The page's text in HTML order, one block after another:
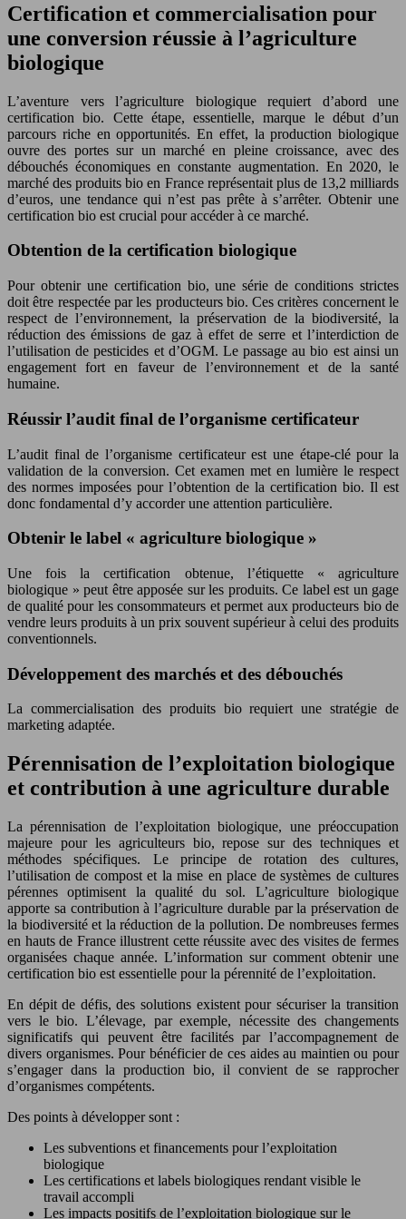
Certification et commercialisation pour
une conversion réussie à l’agriculture
biologique
L’aventure vers l’agriculture biologique requiert d’abord une
certification bio. Cette étape, essentielle, marque le début d’un
parcours riche en opportunités. En effet, la production biologique
ouvre des portes sur un marché en pleine croissance, avec des
débouchés économiques en constante augmentation. En 2020, le
marché des produits bio en France représentait plus de 13,2 milliards
d’euros, une tendance qui n’est pas prête à s’arrêter. Obtenir une
certification bio est crucial pour accéder à ce marché.
Obtention de la certification biologique
Pour obtenir une certification bio, une série de conditions strictes
doit être respectée par les producteurs bio. Ces critères concernent le
respect de l’environnement, la préservation de la biodiversité, la
réduction des émissions de gaz à effet de serre et l’interdiction de
l’utilisation de pesticides et d’OGM. Le passage au bio est ainsi un
engagement fort en faveur de l’environnement et de la santé
humaine.
Réussir l’audit final de l’organisme certificateur
L’audit final de l’organisme certificateur est une étape-clé pour la
validation de la conversion. Cet examen met en lumière le respect
des normes imposées pour l’obtention de la certification bio. Il est
donc fondamental d’y accorder une attention particulière.
Obtenir le label « agriculture biologique »
Une fois la certification obtenue, l’étiquette « agriculture
biologique » peut être apposée sur les produits. Ce label est un gage
de qualité pour les consommateurs et permet aux producteurs bio de
vendre leurs produits à un prix souvent supérieur à celui des produits
conventionnels.
Développement des marchés et des débouchés
La commercialisation des produits bio requiert une stratégie de
marketing adaptée.
Pérennisation de l’exploitation biologique
et contribution à une agriculture durable
La pérennisation de l’exploitation biologique, une préoccupation
majeure pour les agriculteurs bio, repose sur des techniques et
méthodes spécifiques. Le principe de rotation des cultures,
l’utilisation de compost et la mise en place de systèmes de cultures
pérennes optimisent la qualité du sol. L’agriculture biologique
apporte sa contribution à l’agriculture durable par la préservation de
la biodiversité et la réduction de la pollution. De nombreuses fermes
en hauts de France illustrent cette réussite avec des visites de fermes
organisées chaque année. L’information sur comment obtenir une
certification bio est essentielle pour la pérennité de l’exploitation.
En dépit de défis, des solutions existent pour sécuriser la transition
vers le bio. L’élevage, par exemple, nécessite des changements
significatifs qui peuvent être facilités par l’accompagnement de
divers organismes. Pour bénéficier de ces aides au maintien ou pour
s’engager dans la production bio, il convient de se rapprocher
d’organismes compétents.
Des points à développer sont :
Les subventions et financements pour l’exploitation
biologique
Les certifications et labels biologiques rendant visible le
travail accompli
Les impacts positifs de l’exploitation biologique sur le